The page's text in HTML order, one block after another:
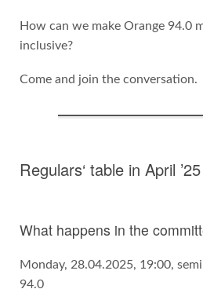
How can we make Orange 94.0
inclusive?
Come and join the conversation.
Regulars‘ table in April ’25
What happens in the
Monday, 28.04.2025, 19:00,
94.0